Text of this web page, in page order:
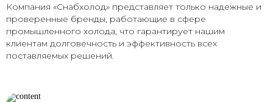
Компания «Снабхолод» представляет только надежные и
проверенные бренды, работающие в сфере
промышленного холода, что гарантирует нашим
клиентам долговечность и эффективность всех
поставляемых решений.